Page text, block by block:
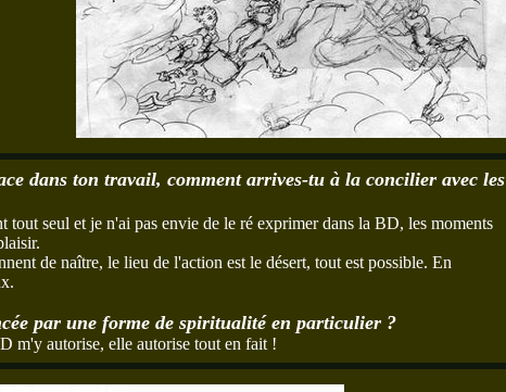
dans ton travail, comment arrives-tu à la concilier avec les
seul et je n'ai pas envie de le ré exprimer dans la BD, les moments
de naître, le lieu de l'action est le désert, tout est possible. En
par une forme de spiritualité en particulier ?
m'y autorise, elle autorise tout en fait !